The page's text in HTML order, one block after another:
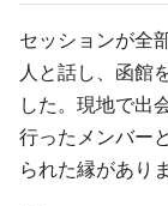
セッションが全
人と話し、函館
した。現地で出
行ったメンバー
られた縁があり